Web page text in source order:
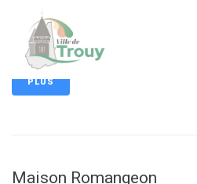
principal
Marchands ambulants
PLUS
Maison Romangeon